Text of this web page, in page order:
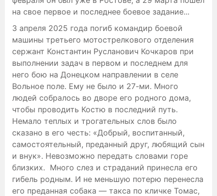
на свое первое и последнее боевое задание...
3 апреля 2025 года погиб командир боевой
машины третьего мотострелкового отделения
сержант Константин Русланович Кочкаров при
выполнении задач в первом и последнем для
него бою на Донецком направлении в селе
Вольное поле. Ему не было и 27-ми. Много
людей собралось во дворе его родного дома,
чтобы проводить Костю в последний путь.
Немало теплых и трогательных слов было
сказано в его честь: «Добрый, воспитанный,
самостоятельный, преданный друг, любящий сын
и внук». Невозможно передать словами горе
близких. Много слез и страданий принесла его
гибель родным. И не меньшую потерю перенесла
его преданная собака — такса по кличке Томас,